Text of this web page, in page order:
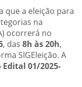
que a eleição para
na
ocorrerá no
, das 8h às 20h,
SIGEleição. A
01/2025-